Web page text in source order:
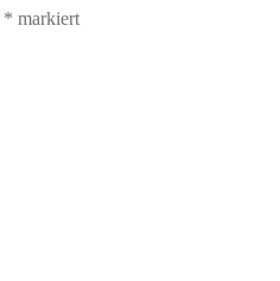
* markiert